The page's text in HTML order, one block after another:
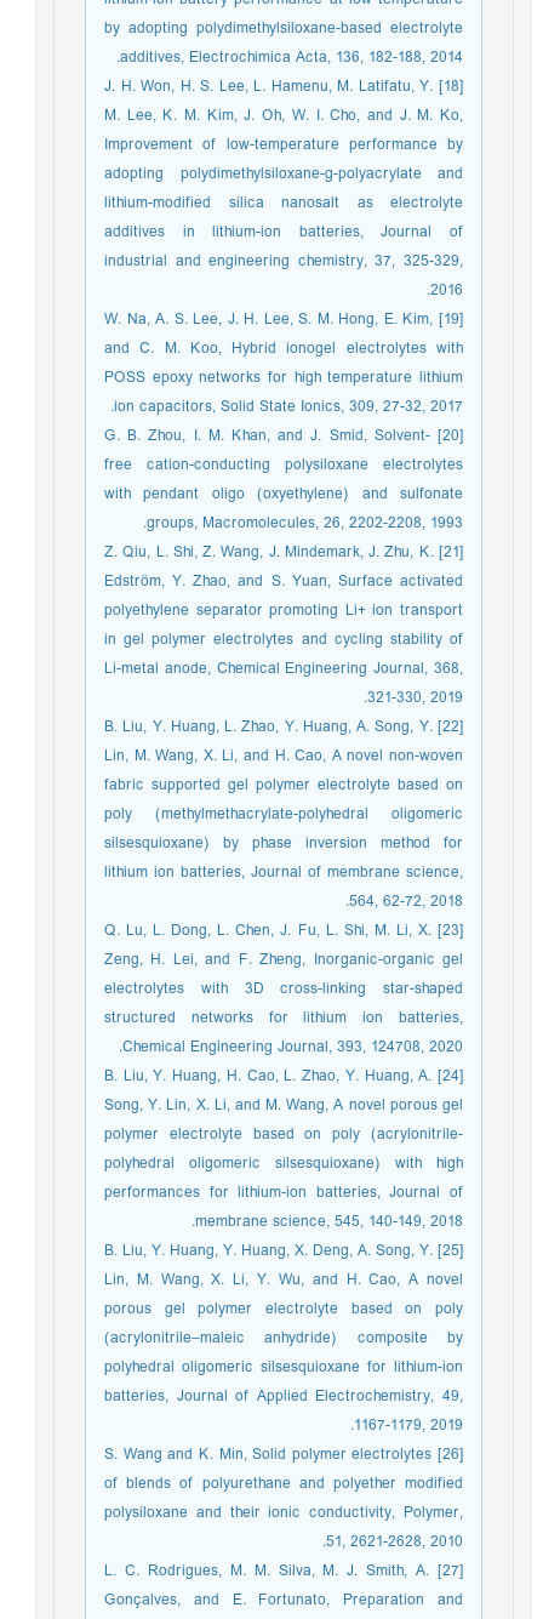
by adopting polydimethylsiloxane-based electrolyte
additives, Electrochimica Acta, 136, 182-188, 2014.
[18] J. H. Won, H. S. Lee, L. Hamenu, M. Latifatu, Y.
M. Lee, K. M. Kim, J. Oh, W. I. Cho, and J. M. Ko,
Improvement of low-temperature performance by
adopting polydimethylsiloxane-g-polyacrylate and
lithium-modified silica nanosalt as electrolyte
additives in lithium-ion batteries, Journal of
industrial and engineering chemistry, 37, 325-329,
2016.
[19] W. Na, A. S. Lee, J. H. Lee, S. M. Hong, E. Kim,
and C. M. Koo, Hybrid ionogel electrolytes with
POSS epoxy networks for high temperature lithium
ion capacitors, Solid State Ionics, 309, 27-32, 2017.
[20] G. B. Zhou, I. M. Khan, and J. Smid, Solvent-
free cation-conducting polysiloxane electrolytes
with pendant oligo (oxyethylene) and sulfonate
groups, Macromolecules, 26, 2202-2208, 1993.
[21] Z. Qiu, L. Shi, Z. Wang, J. Mindemark, J. Zhu, K.
Edström, Y. Zhao, and S. Yuan, Surface activated
polyethylene separator promoting Li+ ion transport
in gel polymer electrolytes and cycling stability of
Li-metal anode, Chemical Engineering Journal, 368,
321-330, 2019.
[22] B. Liu, Y. Huang, L. Zhao, Y. Huang, A. Song, Y.
Lin, M. Wang, X. Li, and H. Cao, A novel non-woven
fabric supported gel polymer electrolyte based on
poly (methylmethacrylate-polyhedral oligomeric
silsesquioxane) by phase inversion method for
lithium ion batteries, Journal of membrane science,
564, 62-72, 2018.
[23] Q. Lu, L. Dong, L. Chen, J. Fu, L. Shi, M. Li, X.
Zeng, H. Lei, and F. Zheng, Inorganic-organic gel
electrolytes with 3D cross-linking star-shaped
structured networks for lithium ion batteries,
Chemical Engineering Journal, 393, 124708, 2020.
[24] B. Liu, Y. Huang, H. Cao, L. Zhao, Y. Huang, A.
Song, Y. Lin, X. Li, and M. Wang, A novel porous gel
polymer electrolyte based on poly (acrylonitrile-
polyhedral oligomeric silsesquioxane) with high
performances for lithium-ion batteries, Journal of
membrane science, 545, 140-149, 2018.
[25] B. Liu, Y. Huang, Y. Huang, X. Deng, A. Song, Y.
Lin, M. Wang, X. Li, Y. Wu, and H. Cao, A novel
porous gel polymer electrolyte based on poly
(acrylonitrile–maleic anhydride) composite by
polyhedral oligomeric silsesquioxane for lithium-ion
batteries, Journal of Applied Electrochemistry, 49,
1167-1179, 2019.
[26] S. Wang and K. Min, Solid polymer electrolytes
of blends of polyurethane and polyether modified
polysiloxane and their ionic conductivity, Polymer,
51, 2621-2628, 2010.
[27] L. C. Rodrigues, M. M. Silva, M. J. Smith, A.
Gonçalves, and E. Fortunato, Preparation and